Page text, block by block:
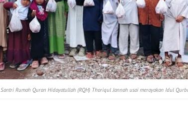
Santri Rumah Quran Hidayatullah (RQH) Thoriqul Jannah usai merayakan Idul